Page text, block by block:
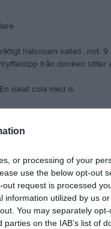
or processing of your
use the below opt-out
request is processed
information utilized by us
You may separately
on the IAB’s list of
hälsosam sallad…not. 9
från donken sitter
iskall cola med is.
Men är tyvärr även
Da Silva
säga Sam Kerr eller